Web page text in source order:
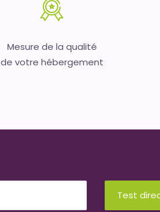
Mesure de la qualité
de votre hébergement
Test